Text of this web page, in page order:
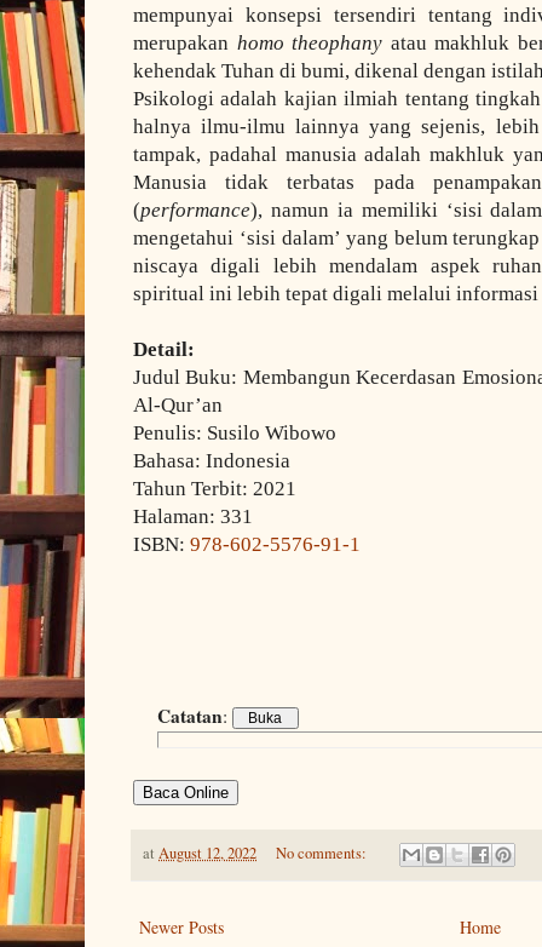
mempunyai konsepsi tersendiri tentang
merupakan homo theophany atau makhluk
kehendak Tuhan di bumi, dikenal dengan
Psikologi adalah kajian ilmiah tentang
halnya ilmu-ilmu lainnya yang sejenis,
tampak, padahal manusia adalah makhluk
Manusia tidak terbatas pada
(performance), namun ia memiliki ‘sisi
mengetahui ‘sisi dalam’ yang belum
niscaya digali lebih mendalam aspek
spiritual ini lebih tepat digali melalui
Detail:
Judul Buku: Membangun Kecerdasan
Al-Qur’an
Penulis: Susilo Wibowo
Bahasa: Indonesia
Tahun Terbit: 2021
Halaman: 331
ISBN: 978-602-5576-91-1
Catatan:
Baca Online
at August 12, 2022 No comments:
Newer Posts Home